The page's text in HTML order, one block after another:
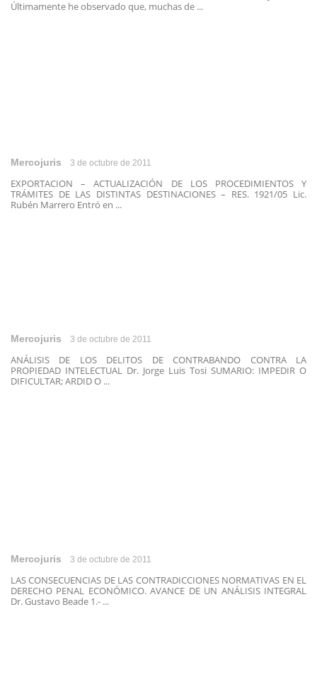
Últimamente he observado que, muchas de ...
Mercojuris 3 de octubre de 2011
EXPORTACION – ACTUALIZACIÓN DE LOS PROCEDIMIENTOS Y
TRÁMITES DE LAS DISTINTAS DESTINACIONES – RES. 1921/05 Lic.
Rubén Marrero Entró en ...
Mercojuris 3 de octubre de 2011
ANÁLISIS DE LOS DELITOS DE CONTRABANDO CONTRA LA
PROPIEDAD INTELECTUAL Dr. Jorge Luis Tosi SUMARIO: IMPEDIR O
DIFICULTAR; ARDID O ...
Mercojuris 3 de octubre de 2011
LAS CONSECUENCIAS DE LAS CONTRADICCIONES NORMATIVAS EN EL
DERECHO PENAL ECONÓMICO. AVANCE DE UN ANÁLISIS INTEGRAL
Dr. Gustavo Beade 1.- ...